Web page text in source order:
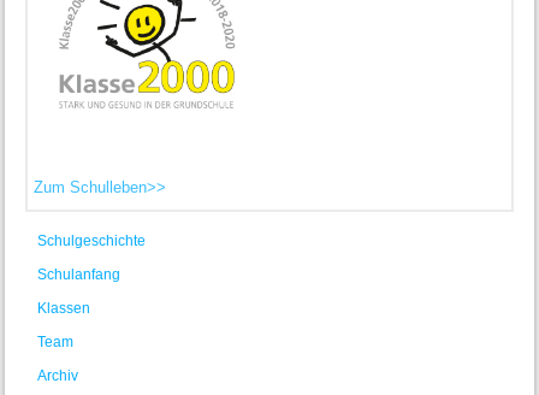
Zum Schulleben>>
Schulgeschichte
Schulanfang
Klassen
Team
Archiv